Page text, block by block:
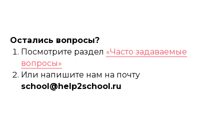
7. РЕАЛИЗАЦИЯ
ПРОЕКТА
Когда сбор
закрывается или
появляется партнер,
который полностью
покрывает
Остались вопросы?
Посмотрите раздел «Часто задаваемые
вопросы»
Или напишите нам на почту
school@help2school.ru